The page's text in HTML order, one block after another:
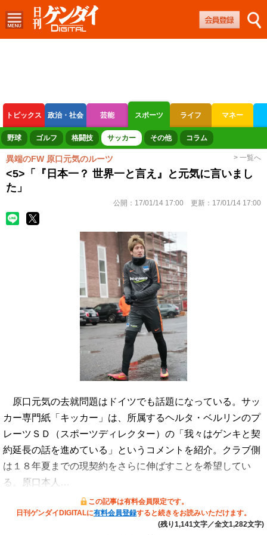
トピックス 政治・社会 芸能 スポーツ ライフ マネー
ボートレース 競輪 オートレース
野球 ゴルフ 格闘技 サッカー その他 コラム
異端のFW 原口元気のルーツ > 一覧へ
<5>「『日本一？ 世界一と言え』と元気に言いまし
た」
公開： 17/01/14 17:00 更新： 17/01/14 17:00
原口元気の去就問題はドイツでも話題になっている。サッ
カー専門紙「キッカー」は、所属するヘルタ・ベルリンのプ
レーツＳＤ（スポーツディレクター）の「我々はゲンキと契
約延長の話を進めている」というコメントを紹介。クラブ側
は１８年夏までの現契約をさらに伸ばすことを希望してい
る。原口本人…
この記事は有料会員限定です。
日刊ゲンダイDIGITALに有料会員登録すると続きをお読みいただけます。
(残り1,141文字／全文1,282文字)